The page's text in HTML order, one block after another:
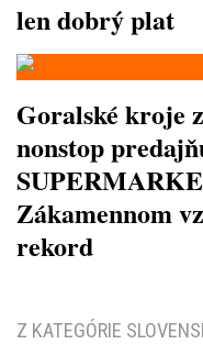
len dobrý plat
Goralské kroje
nonstop
Zákamennom
rekord
Z KATEGÓRIE